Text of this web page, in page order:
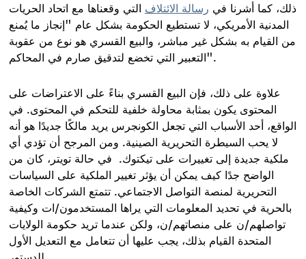
ذلك، كما أشرنا في رسالة الائتلاف التي وقعناها مع اتحاد الحريات
المدنية الأمريكي، لا تستطيع الحكومة بشكل عام "إنجاز ما يُمنع
من القيام به بشكل غير مباشر، والبيع القسري هو نوع من عقوبة
التعبير التي تخضع لتدقيق صارم في المحاكم".
علاوة على ذلك، فإن البيع القسري بناءً على الاعتراضات على
المحتوى يكون بمثابة محاولة خلفية للتحكم في المحتوى. في
الواقع، أحد الأسباب التي تجعل الكونجرس يريد مالكًا جديدًا هو أنه
لا يحب السيطرة التحريرية الصينية. ومن المرجح أن تؤدي أي
ملكية جديدة إلى تغييرات على تيكتوك. في حالة تويتر، كان من
الواضح جدًا كيف يمكن أن يؤثر تغيير الملكية على السياسات
التحريرية لمنصة التواصل الاجتماعي. تتمتع الشركات الخاصة
بالحرية في تحديد المعلومات التي يراها المستخدمون/ات وكيفية
تواصلهم/ن على منصاتهم/ن، ولكن عندما تريد حكومة الولايات
المتحدة القيام بذلك، يجب عليها أن تتعامل مع التعديل الأول